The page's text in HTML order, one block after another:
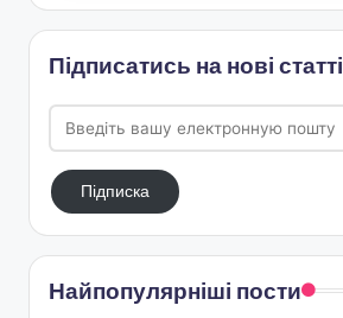
Підписатись на нові статті
Введіть
вашу
електронную
поштуПідписка
Найпопулярніші пости